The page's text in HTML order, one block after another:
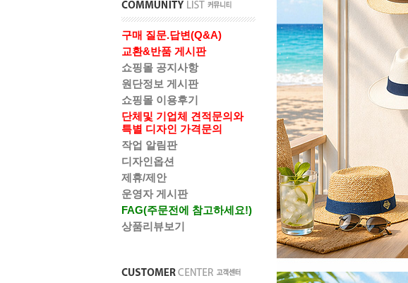
구매 질문.답변(Q&A)
교환&반품 게시판
쇼핑몰 공지사항
원단정보 게시판
쇼핑몰 이용후기
단체및 기업체 견적문의와
특별 디자인 가격문의
작업 알림판
디자인옵션
제휴/제안
운영자 게시판
FAG(주문전에 참고하세요!)
상품리뷰보기